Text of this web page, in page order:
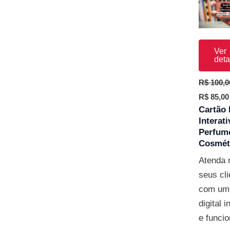
Ver
R$
R$
R$ 85,00
Cartão
Atenda
seus
com
digital
e